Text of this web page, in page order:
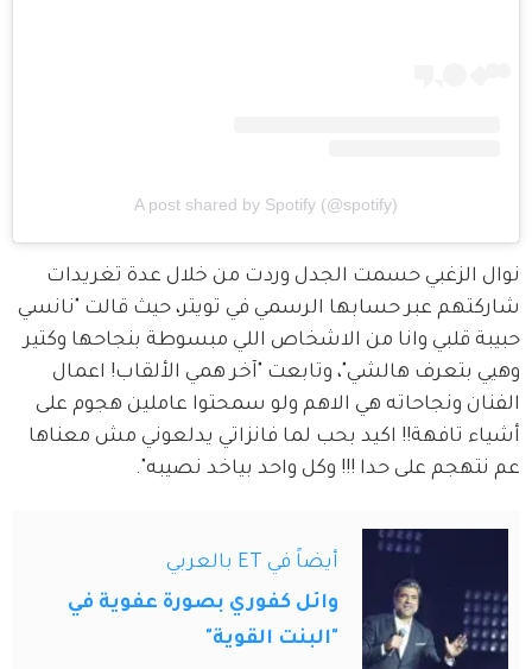
A post shared by Spotify (@spotify)
نوال الزغبي حسمت الجدل وردت من خلال عدة تغريدات
شاركتهم عبر حسابها الرسمي في تويتر، حيث قالت "نانسي
حبيبة قلبي وانا من الاشخاص اللي مبسوطة بنجاحها وكتير
وهيي بتعرف هالشي"، وتابعت "آخر همي الألقاب! اعمال
الفنان ونجاحاته هي الاهم ولو سمحتوا عاملين هجوم على
أشياء تافهة!! اكيد بحب لما فانزاتي يدلعوني مش معناها
عم نتهجم على حدا !!! وكل واحد بياخد نصيبه".
أيضاً في ET بالعربي
وائل كفوري بصورة عفوية في
"البنت القوية"